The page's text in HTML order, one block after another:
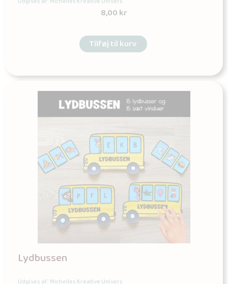
8,00kr
Tilføj til kurv
Lydbussen
Udgives af: Michelles Kreative Univers